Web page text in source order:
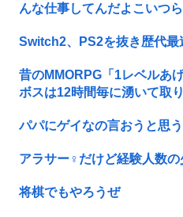
んな仕事してんだよこいつ
Switch2、PS2を抜き歴代最
昔のMMORPG「1レベルあ
ボスは12時間毎に湧いて取
パパにゲイなの言おうと思
アラサー♀だけど経験人数の
将棋でもやろうぜ